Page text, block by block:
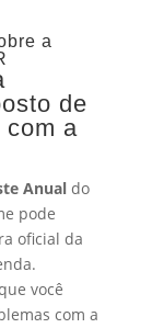
a
de
com a
Anualdo
pode
oficial da
você
com a